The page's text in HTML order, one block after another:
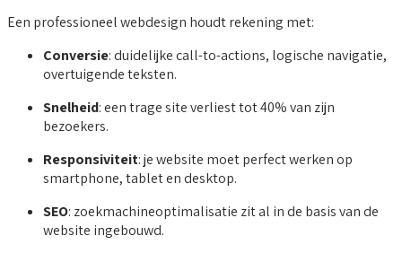
Een professioneel webdesign houdt rekening met:
Conversie: duidelijke call-to-actions, logische navigatie,
overtuigende teksten.
Snelheid: een trage site verliest tot 40% van zijn
bezoekers.
Responsiviteit: je website moet perfect werken op
smartphone, tablet en desktop.
SEO: zoekmachineoptimalisatie zit al in de basis van de
website ingebouwd.